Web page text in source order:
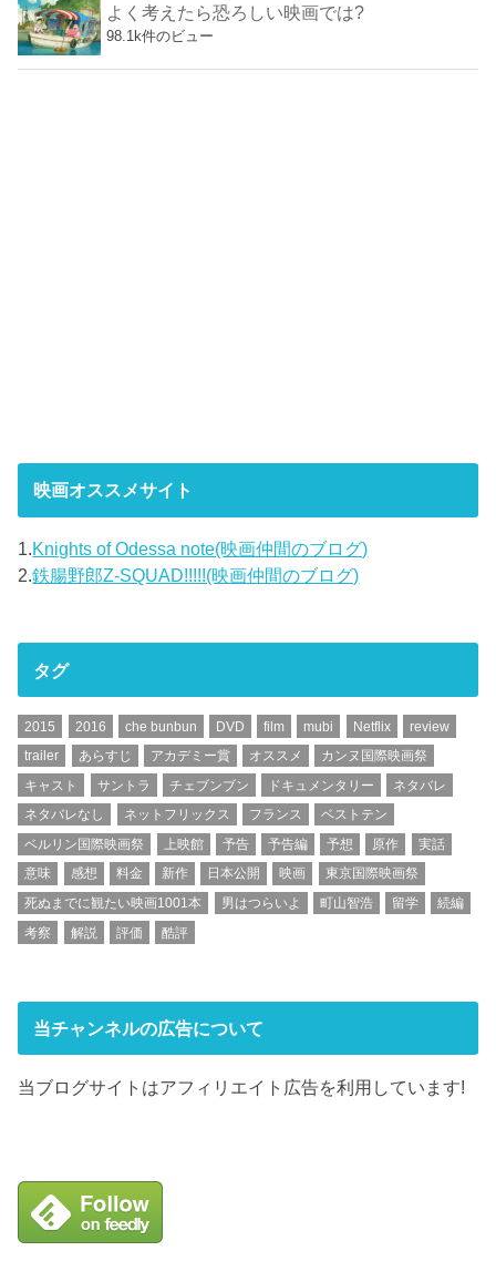
よく考えたら恐ろしい映画では?
98.1k件のビュー
映画オススメサイト
1.Knights of Odessa note(映画仲間のブログ)
2.鉄腸野郎Z-SQUAD!!!!!(映画仲間のブログ)
タグ
2015 2016 che bunbun DVD film mubi Netflix
review
trailer
あらすじ アカデミー賞 オススメ
カンヌ国際映画祭
キャスト
サントラ チェブンブン ドキュメンタリー
ネタバレ
ネタバレなし
ネットフリックス フランス
ベストテン
ベルリン国際映画祭
上映館 予告 予告編 予想 原作
実話
意味
感想 料金 新作 日本公開 映画
東京国際映画祭
死ぬまでに観たい映画1001本
男はつらいよ 町山智浩 留学
続編
考察
解説 評価 酷評
当チャンネルの広告について
当ブログサイトはアフィリエイト広告を利用しています!